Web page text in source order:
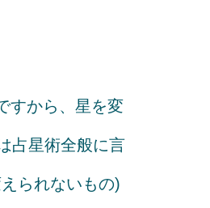
すから、星を変
占星術全般に言
られないもの)